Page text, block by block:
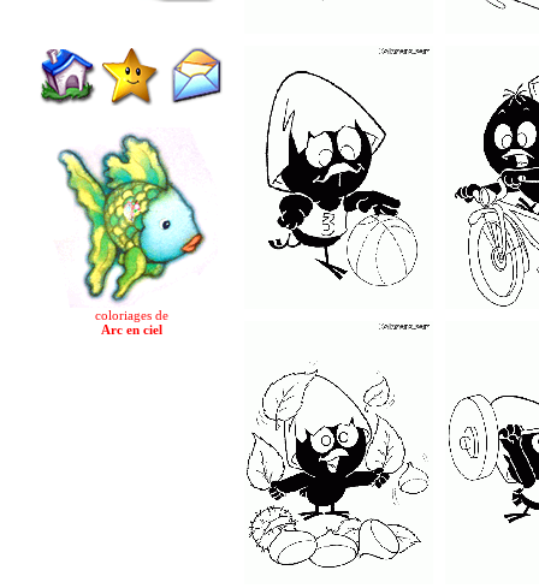
coloriages de
Arc en ciel